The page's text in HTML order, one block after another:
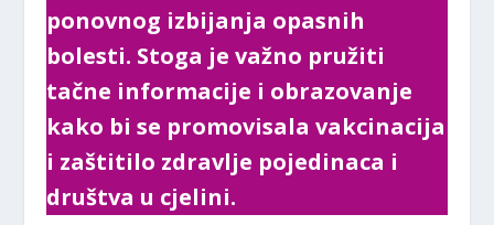
ponovnog izbijanja opasnih
bolesti. Stoga je važno pružiti
tačne informacije i obrazovanje
kako bi se promovisala vakcinacija
i zaštitilo zdravlje pojedinaca i
društva u cjelini.